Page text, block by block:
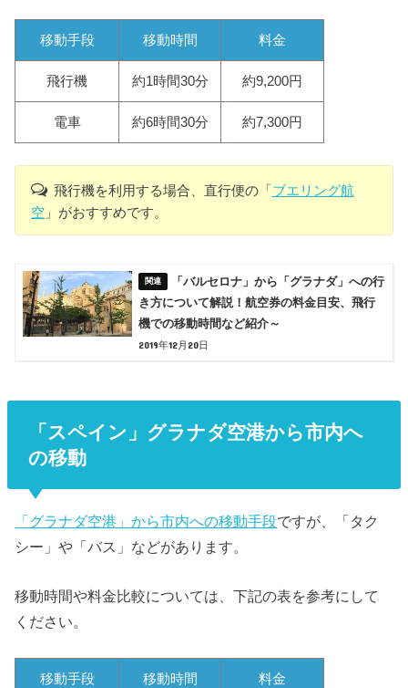
移動手段 移動時間 料金
飛行機 約1時間30分 約9,200円
電車 約6時間30分 約7,300円
飛行機を利用する場合、直行便の「ブエリング航
空 」がおすすめです。
「バルセロナ」から「グラナダ」への行
き方について解説！航空券の料金目安、飛行
機での移動時間など紹介～
2019年12月20日
「スペイン」グラナダ空港から市内へ
の移動
「グラナダ空港」から市内への移動手段ですが、「タク
シー」や「バス」などがあります。
移動時間や料金比較については、下記の表を参考にして
ください。
移動手段 移動時間 料金